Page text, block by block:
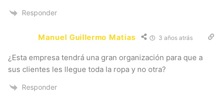
Responder
Manuel Guillermo Matias 3 años atrás
¿Esta empresa tendrá una gran organización para que a
sus clientes les llegue toda la ropa y no otra?
Responder